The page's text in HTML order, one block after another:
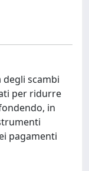
scambi
per ridurre
in
pagamenti